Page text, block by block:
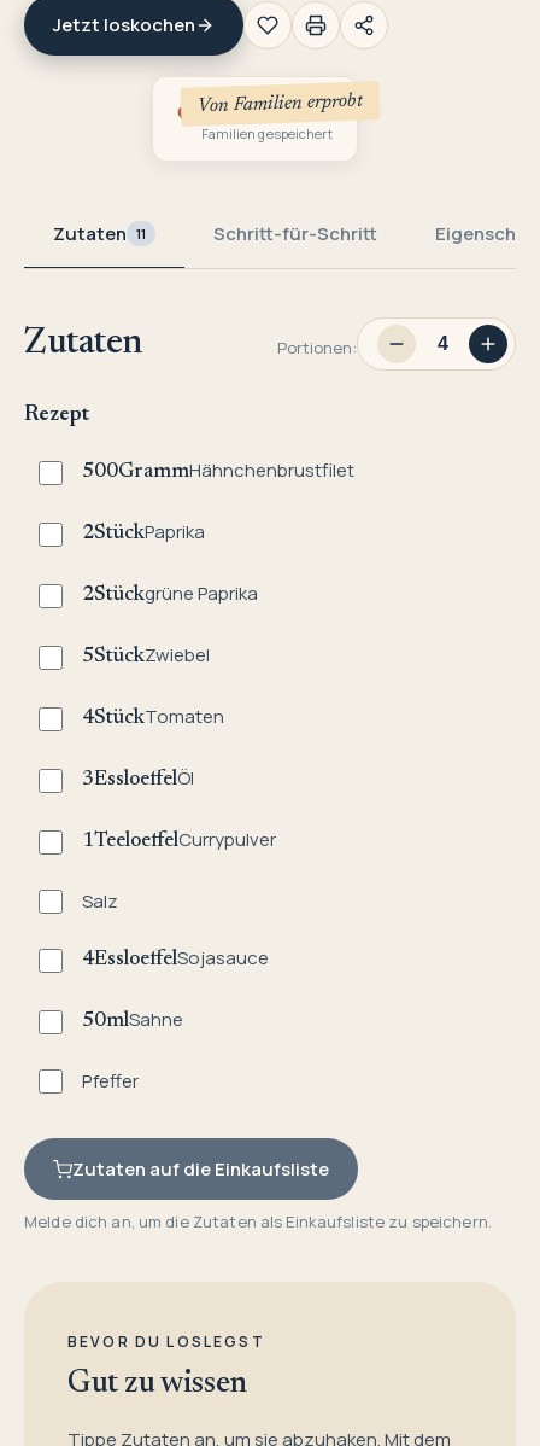
Jetzt loskochen
Von Familien erprobt
2
Familien gespeichert
Zutaten 11 Schritt-für-Schritt
Zutaten Portionen:
Rezept
500GrammHähnchenbrustfilet
2StückPaprika
2Stückgrüne Paprika
5StückZwiebel
4StückTomaten
3EssloeffelÖl
1TeeloeffelCurrypulver
Salz
4EssloeffelSojasauce
50mlSahne
Pfeffer
Zutaten auf die Einkaufsliste
Melde dich an, um die Zutaten als Einkaufsliste zu speichern.
BEVOR DU LOSLEGST
Gut zu wissen
Tippe Zutaten an, um sie abzuhaken. Mit dem